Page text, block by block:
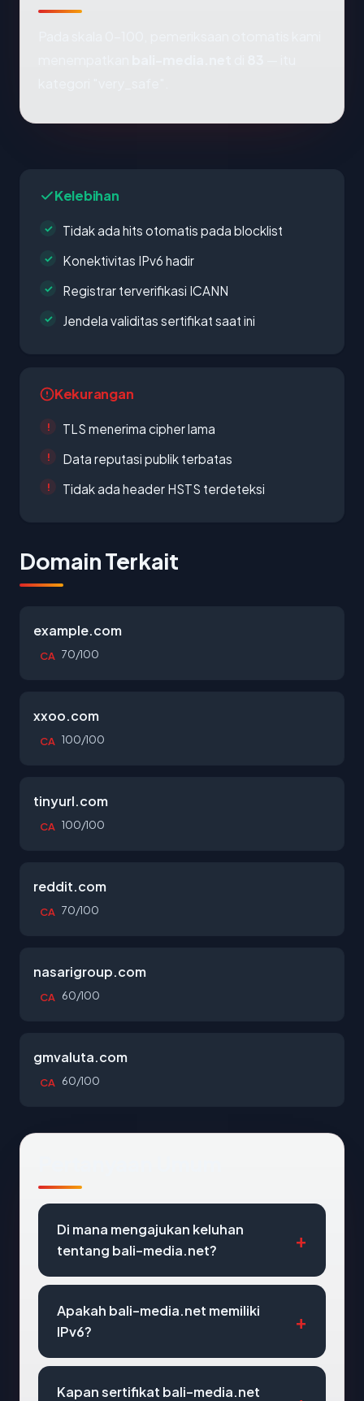
Kelebihan
Tidak ada hits otomatis pada blocklist
Konektivitas IPv6 hadir
Registrar terverifikasi ICANN
Jendela validitas sertifikat saat ini
Kekurangan
TLS menerima cipher lama
Data reputasi publik terbatas
Tidak ada header HSTS terdeteksi
Domain Terkait
example.com
CA 70/100
xxoo.com
CA 100/100
tinyurl.com
CA 100/100
reddit.com
CA 70/100
nasarigroup.com
CA 60/100
gmvaluta.com
CA 60/100
Di mana mengajukan keluhan
tentang bali-media.net?
Apakah bali-media.net memiliki
IPv6?
Kapan sertifikat bali-media.net